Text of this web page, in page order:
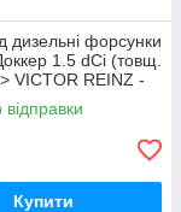
дизельні форсунки
1.5 dCi (товщ.
VICTOR REINZ -
Купити